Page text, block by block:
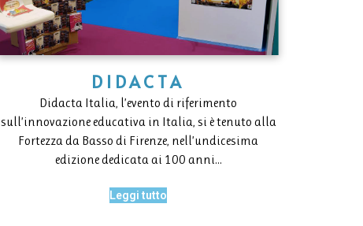
DIDACTA
Didacta Italia, l’evento di riferimento
sull’innovazione educativa in Italia, si è tenuto alla
Fortezza da Basso di Firenze, nell’undicesima
edizione dedicata ai 100 anni…
Leggi tutto